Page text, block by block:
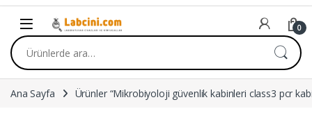
0
Ara:
Ana Sayfa Ürünler “Mikrobiyoloji güvenlik kabinleri class3 pcr